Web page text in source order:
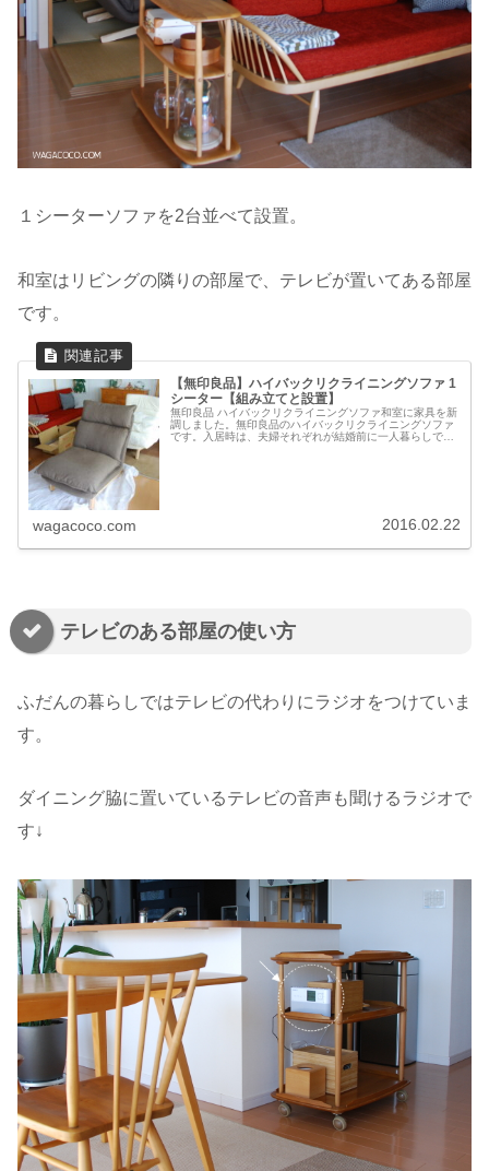
１シーターソファを2台並べて設置。
和室はリビングの隣りの部屋で、テレビが置いてある部屋
です。
【無印良品】ハイバックリクライニングソファ 1
シーター【組み立てと設置】
無印良品 ハイバックリクライニングソファ和室に家具を新
調しました。無印良品のハイバックリクライニングソファ
です。入居時は、夫婦それぞれが結婚前に一人暮らしで使
wagacoco.com 2016.02.22
テレビのある部屋の使い方
ふだんの暮らしではテレビの代わりにラジオをつけていま
す。
ダイニング脇に置いているテレビの音声も聞けるラジオで
す↓